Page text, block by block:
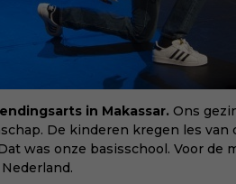
in Makassar. Ons
De kinderen kregen les van
was onze basisschool. Voor de